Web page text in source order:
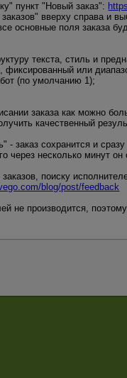
пункт "Новый заказ":
вверху справа и
основные поля заказа
текста, стиль и
фиксированный или
(по умолчанию 1);
заказа как можно
качественный
- заказ сохранится и
через несколько минут
поиску
blog/post/feedback
не производится,